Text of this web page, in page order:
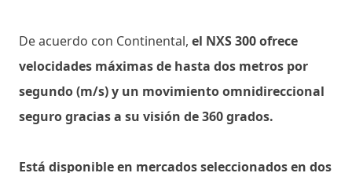
De acuerdo con Continental, el NXS 300 ofrece
velocidades máximas de hasta dos metros por
segundo (m/s) y un movimiento omnidireccional
seguro gracias a su visión de 360 ​​grados.
Está disponible en mercados seleccionados en dos